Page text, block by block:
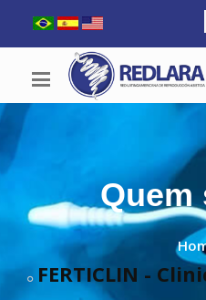
Quem
FERTICLIN -